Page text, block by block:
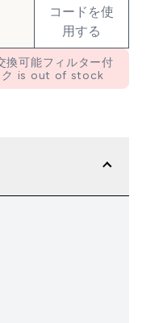
コードを使
用する
可能フィルター付
ク is out of stock